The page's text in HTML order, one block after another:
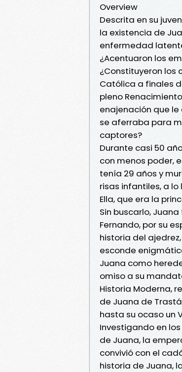
Overview
Descrita en su
la existencia de
enfermedad
¿Acentuaron los
¿Constituyeron los
Católica a finales
pleno
enajenación que
se aferraba para
captores?
Durante casi 50
con menos poder,
tenía 29 años y
risas infantiles, a
Ella, que era la
Sin buscarlo,
Fernando, por su
historia del
esconde
Juana como
omiso a su
Historia Moderna,
de Juana de
hasta su ocaso un
Investigando en
de Juana, la
convivió con el
historia de Juana,